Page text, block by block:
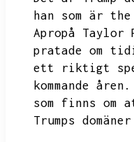
han som är
Apropå Taylor
pratade om
ett riktigt
kommande åren.
som finns om
Trumps